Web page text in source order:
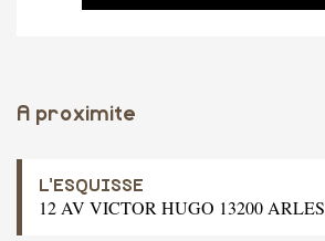
A proximite
L'ESQUISSE
12 AV VICTOR HUGO 13200 ARLES